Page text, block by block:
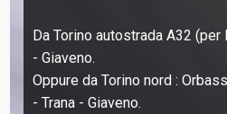
Da Torino autostrada A32
- Giaveno.
Oppure da Torino nord :
- Trana - Giaveno.